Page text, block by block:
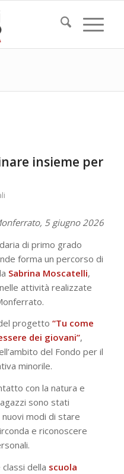
insieme per
5 giugno 2026
di primo grado
forma un percorso di
Sabrina Moscatelli,
nelle attività realizzate
progetto “Tu come
dei giovani”,
del Fondo per il
minorile.
con la natura e
sono stati
modi di stare
e riconoscere
della scuola